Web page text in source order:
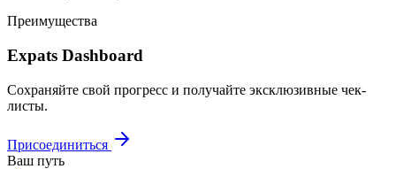
Преимущества
Expats Dashboard
Сохраняйте свой прогресс и получайте эксклюзивные чек-
листы.
Присоединиться
Ваш путь